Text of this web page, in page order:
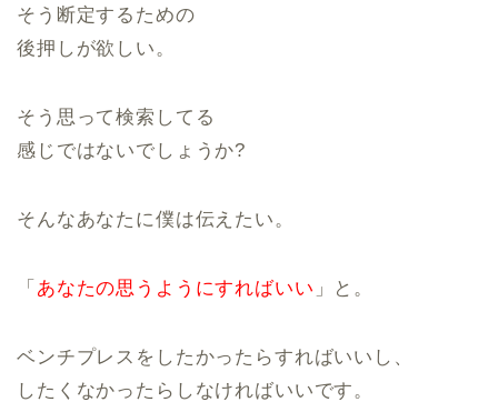
そう断定するための
後押しが欲しい。
そう思って検索してる
感じではないでしょうか?
そんなあなたに僕は伝えたい。
「 あなたの思うようにすればいい 」と。
ベンチプレスをしたかったらすればいいし、
したくなかったらしなければいいです。